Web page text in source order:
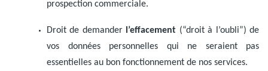
prospection commerciale.
Droit de demander l’effacement (“droit à l’oubli”) de
vos données personnelles qui ne seraient pas
essentielles au bon fonctionnement de nos services.